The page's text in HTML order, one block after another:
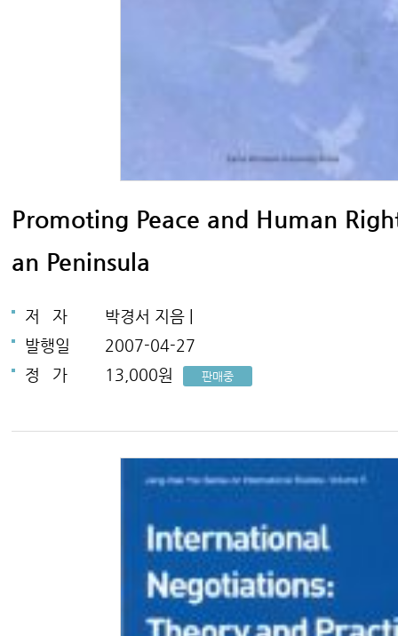
Promoting Peace and Human
an Peninsula
저 자
박경서 지음 |
발행일
2007-04-27
정
가 13,000원 판매중